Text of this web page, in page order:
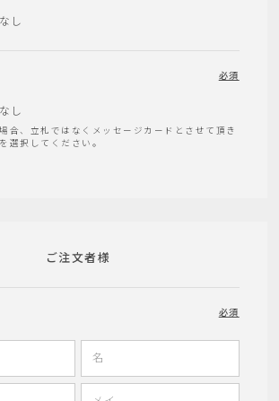
なし
必須
なし
合、立札ではなくメッセージカードとさせて頂き
選択してください。
ご注文者様
必須